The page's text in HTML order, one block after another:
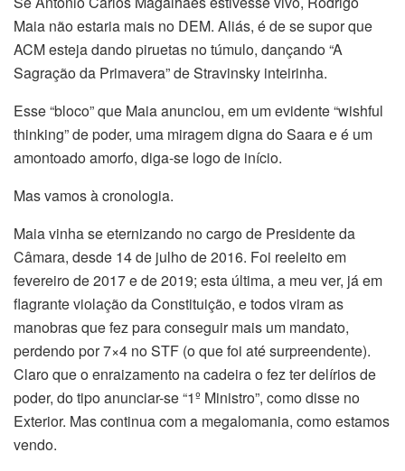
Maia não estaria mais no DEM. Aliás, é de se supor que
ACM esteja dando piruetas no túmulo, dançando “A
Sagração da Primavera” de Stravinsky inteirinha.
Esse “bloco” que Maia anunciou, em um evidente “wishful
thinking” de poder, uma miragem digna do Saara e é um
amontoado amorfo, diga-se logo de início.
Mas vamos à cronologia.
Maia vinha se eternizando no cargo de Presidente da
Câmara, desde 14 de julho de 2016. Foi reeleito em
fevereiro de 2017 e de 2019; esta última, a meu ver, já em
flagrante violação da Constituição, e todos viram as
manobras que fez para conseguir mais um mandato,
perdendo por 7×4 no STF (o que foi até surpreendente).
Claro que o enraizamento na cadeira o fez ter delírios de
poder, do tipo anunciar-se “1º Ministro”, como disse no
Exterior. Mas continua com a megalomania, como estamos
vendo.